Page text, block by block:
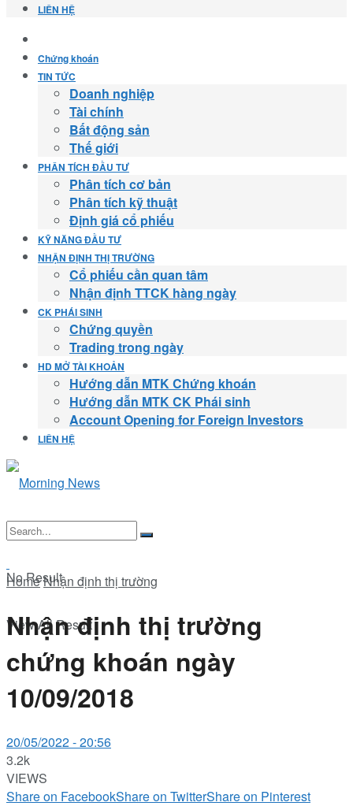
LIÊN HỆ
Chứng khoán
TIN TỨC
Doanh nghiệp
Tài chính
Bất động sản
Thế giới
PHÂN TÍCH ĐẦU TƯ
Phân tích cơ bản
Phân tích kỹ thuật
Định giá cổ phiếu
KỸ NĂNG ĐẦU TƯ
NHẬN ĐỊNH THỊ TRƯỜNG
Cổ phiếu cần quan tâm
Nhận định TTCK hàng ngày
CK PHÁI SINH
Chứng quyền
Trading trong ngày
HD MỞ TÀI KHOẢN
Hướng dẫn MTK Chứng khoán
Hướng dẫn MTK CK Phái sinh
Account Opening for Foreign Investors
LIÊN HỆ
No Result
View All Result
HomeNhận định thị trường
Nhận định thị trường
chứng khoán ngày
10/09/2018
20/05/2022 - 20:56
3.2k
VIEWS
Share on FacebookShare on TwitterShare on Pinterest